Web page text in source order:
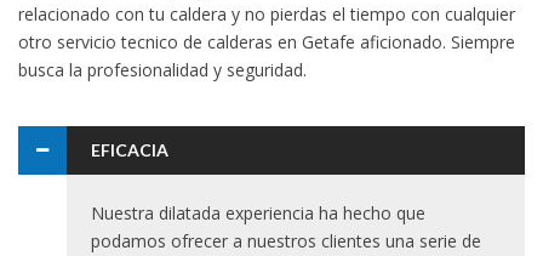
relacionado con tu caldera y no pierdas el tiempo con cualquier
otro servicio tecnico de calderas en Getafe aficionado. Siempre
busca la profesionalidad y seguridad.
EFICACIA
Nuestra dilatada experiencia ha hecho que
podamos ofrecer a nuestros clientes una serie de